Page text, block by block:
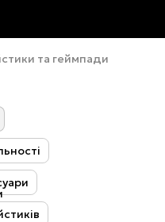
та геймпади